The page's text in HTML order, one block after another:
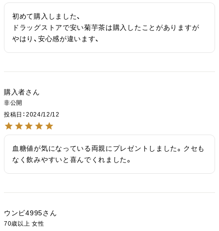
初めて購入しました、
ドラッグストアで安い菊芋茶は購入したことがありますが
やはり、安心感が違います、
購入者
非公開
投稿日
2024/12/12
血糖値が気になっている両親にプレゼントしました。クセも
なく飲みやすいと喜んでくれました。
ウンビ4995
70歳以上 女性